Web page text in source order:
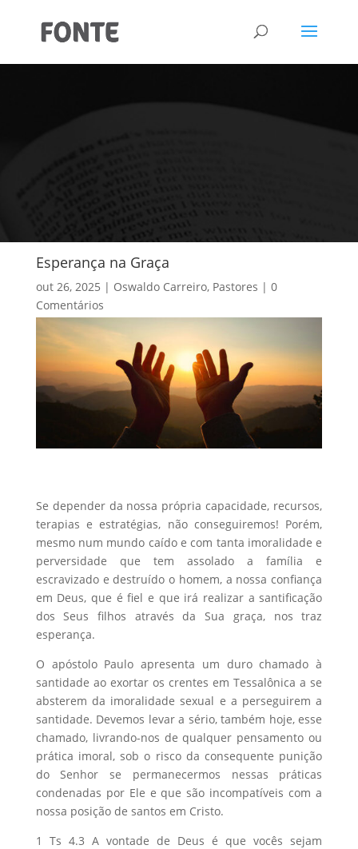
Esperança na Graça
out 26, 2025 Oswaldo Carreiro, Pastores
0
Comentários
Se depender da nossa própria capacidade, recursos,
terapias e estratégias, não conseguiremos! Porém,
mesmo num mundo caído e com tanta imoralidade e
perversidade que tem assolado a família e
escravizado e destruído o homem, a nossa confiança
em Deus, que é fiel e que irá realizar a santificação
dos Seus filhos através da Sua graça, nos traz
esperança.
O apóstolo Paulo apresenta um duro chamado à
santidade ao exortar os crentes em Tessalônica a se
absterem da imoralidade sexual e a perseguirem a
santidade. Devemos levar a sério, também hoje, esse
chamado, livrando-nos de qualquer pensamento ou
prática imoral, sob o risco da consequente punição
do Senhor se permanecermos nessas práticas
condenadas por Ele e que são incompatíveis com a
nossa posição de santos em Cristo.
1 Ts 4.3 A vontade de Deus é que vocês sejam